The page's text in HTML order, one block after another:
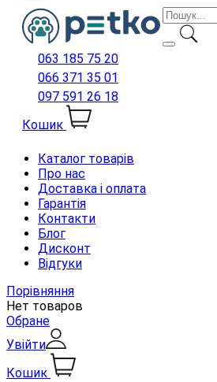
063 185 75 20
066 371 35 01
097 591 26 18
Кошик
Каталог товарів
Про нас
Доставка і оплата
Гарантія
Контакти
Блог
Дисконт
Відгуки
Порівняння
Нет товаров
Обране
Увійти
Кошик